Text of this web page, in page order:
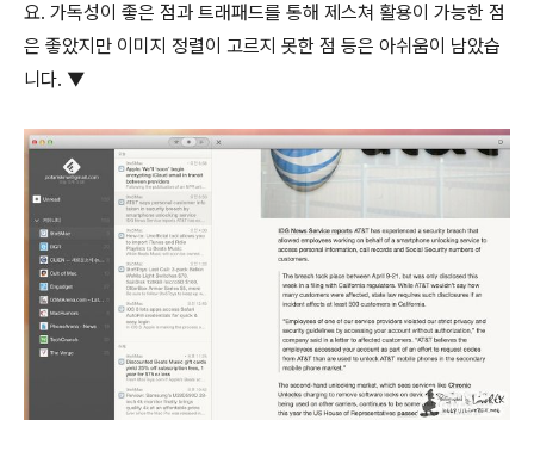
요. 가독성이 좋은 점과 트래패드를 통해 제스쳐 활용이 가능한 점
은 좋았지만 이미지 정렬이 고르지 못한 점 등은 아쉬움이 남았습
니다. ▼